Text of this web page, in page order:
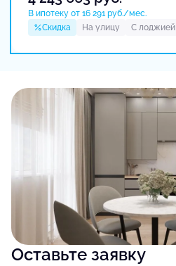
В ипотеку от 16 291 руб./мес.
Скидка
На улицу С лоджией
Оставьте заявку